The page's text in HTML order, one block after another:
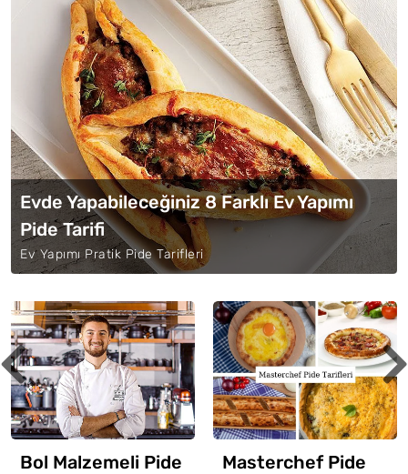
Evde Yapabileceğiniz 8 Farklı Ev Yapımı
Pide Tarifi
Ev Yapımı Pratik Pide Tarifleri
Bol Malzemeli Pide
Masterchef Pide